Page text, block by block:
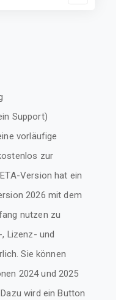
Support)
vorläufige
zur
Version hat ein
2026 mit dem
nutzen zu
Lizenz- und
Sie können
2024 und 2025
wird ein Button